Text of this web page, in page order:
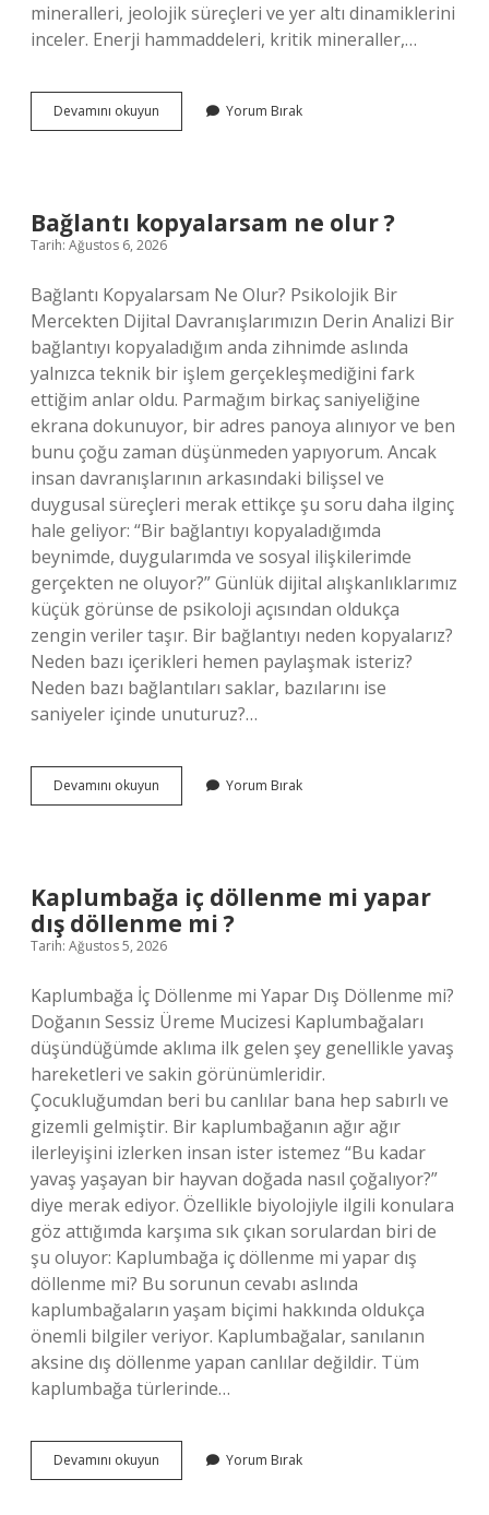
mineralleri, jeolojik süreçleri ve yer altı dinamiklerini
inceler. Enerji hammaddeleri, kritik mineraller,…
Devamını okuyun
nedir
Yorum Bırak
Bağlantı kopyalarsam ne olur ?
Tarih: Ağustos 6, 2026
Bağlantı Kopyalarsam Ne Olur? Psikolojik Bir
Mercekten Dijital Davranışlarımızın Derin Analizi Bir
bağlantıyı kopyaladığım anda zihnimde aslında
yalnızca teknik bir işlem gerçekleşmediğini fark
ettiğim anlar oldu. Parmağım birkaç saniyeliğine
ekrana dokunuyor, bir adres panoya alınıyor ve ben
bunu çoğu zaman düşünmeden yapıyorum. Ancak
insan davranışlarının arkasındaki bilişsel ve
duygusal süreçleri merak ettikçe şu soru daha ilginç
hale geliyor: “Bir bağlantıyı kopyaladığımda
beynimde, duygularımda ve sosyal ilişkilerimde
gerçekten ne oluyor?” Günlük dijital alışkanlıklarımız
küçük görünse de psikoloji açısından oldukça
zengin veriler taşır. Bir bağlantıyı neden kopyalarız?
Neden bazı içerikleri hemen paylaşmak isteriz?
Neden bazı bağlantıları saklar, bazılarını ise
saniyeler içinde unuturuz?…
Devamını okuyun Bağlantı
kopyalarsam
Yorum Bırak
Kaplumbağa iç döllenme mi yapar
dış döllenme mi ?
Tarih: Ağustos 5, 2026
Kaplumbağa İç Döllenme mi Yapar Dış Döllenme mi?
Doğanın Sessiz Üreme Mucizesi Kaplumbağaları
düşündüğümde aklıma ilk gelen şey genellikle yavaş
hareketleri ve sakin görünümleridir.
Çocukluğumdan beri bu canlılar bana hep sabırlı ve
gizemli gelmiştir. Bir kaplumbağanın ağır ağır
ilerleyişini izlerken insan ister istemez “Bu kadar
yavaş yaşayan bir hayvan doğada nasıl çoğalıyor?”
diye merak ediyor. Özellikle biyolojiyle ilgili konulara
göz attığımda karşıma sık çıkan sorulardan biri de
şu oluyor: Kaplumbağa iç döllenme mi yapar dış
döllenme mi? Bu sorunun cevabı aslında
kaplumbağaların yaşam biçimi hakkında oldukça
önemli bilgiler veriyor. Kaplumbağalar, sanılanın
aksine dış döllenme yapan canlılar değildir. Tüm
kaplumbağa türlerinde…
Devamını okuyun Kaplumbağa
iç
Yorum Bırak